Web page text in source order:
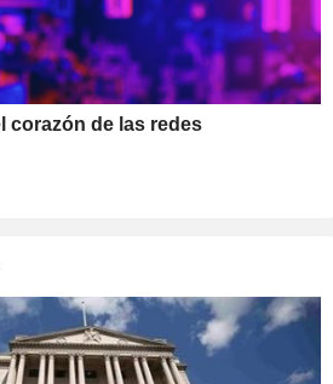
corazón de las redes